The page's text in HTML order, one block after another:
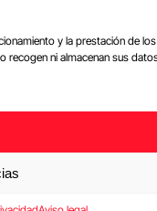
y la prestación de los
recogen ni almacenan sus
12 17